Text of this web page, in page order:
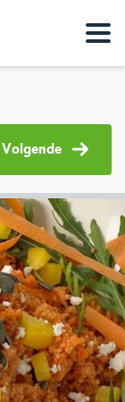
Volgende